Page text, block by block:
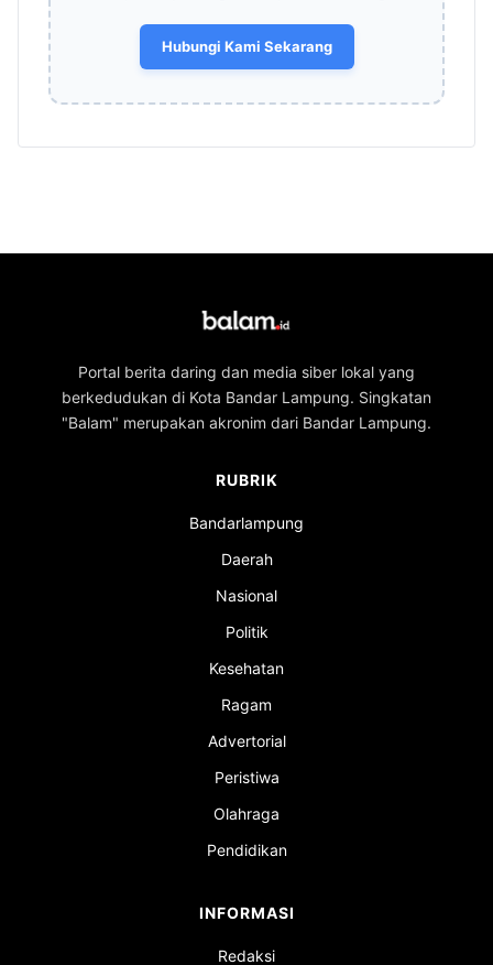
Hubungi Kami Sekarang
Portal berita daring dan media siber lokal yang
berkedudukan di Kota Bandar Lampung. Singkatan
"Balam" merupakan akronim dari Bandar Lampung.
RUBRIK
Bandarlampung
Daerah
Nasional
Politik
Kesehatan
Ragam
Advertorial
Peristiwa
Olahraga
Pendidikan
INFORMASI
Redaksi